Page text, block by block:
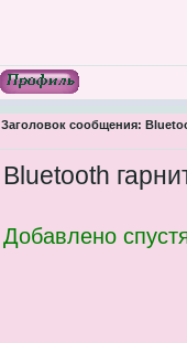
Заголовок сообщения:
Bluetooth
Добавлено